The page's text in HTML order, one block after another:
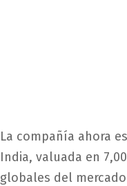
La compañía ahora
India, valuada en
globales del